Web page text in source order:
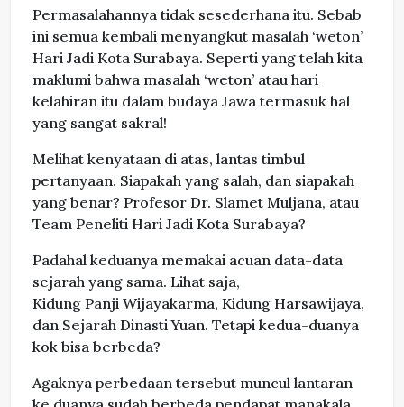
Permasalahannya tidak sesederhana itu. Sebab
ini semua kembali menyangkut masalah ‘weton’
Hari Jadi Kota Surabaya. Seperti yang telah kita
maklumi bahwa masalah ‘weton’ atau hari
kelahiran itu dalam budaya Jawa termasuk hal
yang sangat sakral!
Melihat kenyataan di atas, lantas timbul
pertanyaan. Siapakah yang salah, dan siapakah
yang benar? Profesor Dr. Slamet Muljana, atau
Team Peneliti Hari Jadi Kota Surabaya?
Padahal keduanya memakai acuan data-data
sejarah yang sama. Lihat saja,
Kidung Panji Wijayakarma, Kidung Harsawijaya,
dan Sejarah Dinasti Yuan. Tetapi kedua-duanya
kok bisa berbeda?
Agaknya perbedaan tersebut muncul lantaran